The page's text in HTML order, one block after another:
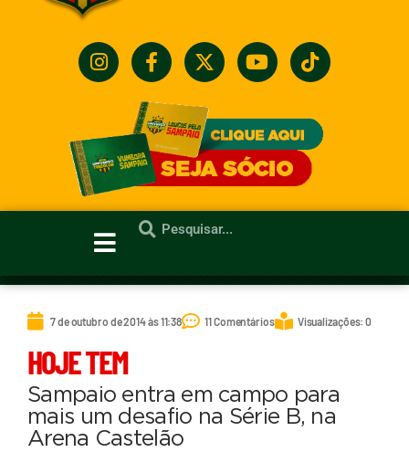
7 de outubro de 2014 às 11:38 11 Comentários Visualizações: 0
HOJE TEM
Sampaio entra em campo para
mais um desafio na Série B, na
Arena Castelão